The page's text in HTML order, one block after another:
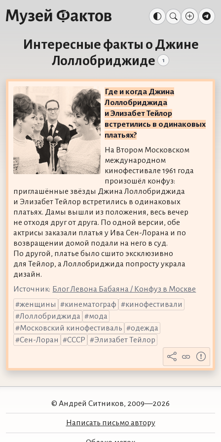
Интересные факты о Джине
Лоллобриджиде
1
Где и когда Джина
Лоллобриджида
и Элизабет Тейлор
встретились в одинаковых
платьях?
На Втором Московском
международном
кинофестивале 1961 года
произошёл конфуз:
приглашённые звёзды Джина Лоллобриджида
и Элизабет Тейлор встретились в одинаковых
платьях. Дамы вышли из положения, весь вечер
не отходя друг от друга. По одной версии, обе
актрисы заказали платья у Ива Сен-Лорана и по
возвращении домой подали на него в суд.
По другой, платье было сшито эксклюзивно
для Тейлор, а Лоллобриджида попросту украла
дизайн.
Источник: Блог Левона Бабаяна / Конфуз в Москве
женщины
кинематограф
кинофестивали
Лоллобриджида
мода
Московский кинофестиваль
одежда
Сен-Лоран
СССР Элизабет Тейлор
© Андрей Ситников, 2009—2026
Написать письмо автору